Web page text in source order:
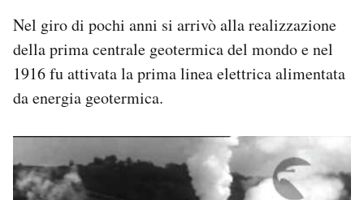
Nel giro di pochi anni si arrivò alla realizzazione
della prima centrale geotermica del mondo e nel
1916 fu attivata la prima linea elettrica alimentata
da energia geotermica.